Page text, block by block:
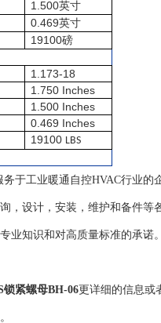
1.500英寸
0.469英寸
19100磅
1.173-18
1.750 Inches
1.500 Inches
0.469 Inches
19100 LBS
于工业暖通自控HVAC行业
，设计，安装，维护和备件
业知识和对高质量标准的承诺。
紧螺母BH-06更详细的信息或